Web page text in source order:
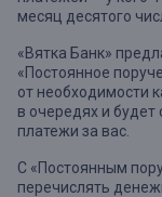
месяц десятого
«Вятка Банк»
«Постоянное
от необходимости
в очередях и
платежи за вас.
С «Постоянным
перечислять